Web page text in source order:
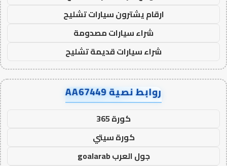
ارقام يشترون سيارات تشليح
شراء سيارات مصدومة
شراء سيارات قديمة تشليح
روابط نصية AA67449
كورة 365
كورة سيتي
جول العرب goalarab